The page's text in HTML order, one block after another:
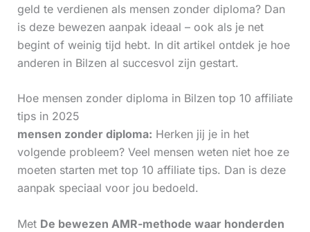
geld te verdienen als mensen zonder diploma? Dan
is deze bewezen aanpak ideaal – ook als je net
begint of weinig tijd hebt. In dit artikel ontdek je hoe
anderen in Bilzen al succesvol zijn gestart.
Hoe mensen zonder diploma in Bilzen top 10 affiliate
tips in 2025
mensen zonder diploma: Herken jij je in het
volgende probleem? Veel mensen weten niet hoe ze
moeten starten met top 10 affiliate tips. Dan is deze
aanpak speciaal voor jou bedoeld.
Met De bewezen AMR-methode waar honderden